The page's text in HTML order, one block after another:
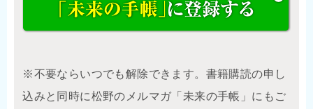
※不要ならいつでも解除できます。書籍購読の申し
込みと同時に松野のメルマガ「未来の手帳」にもご